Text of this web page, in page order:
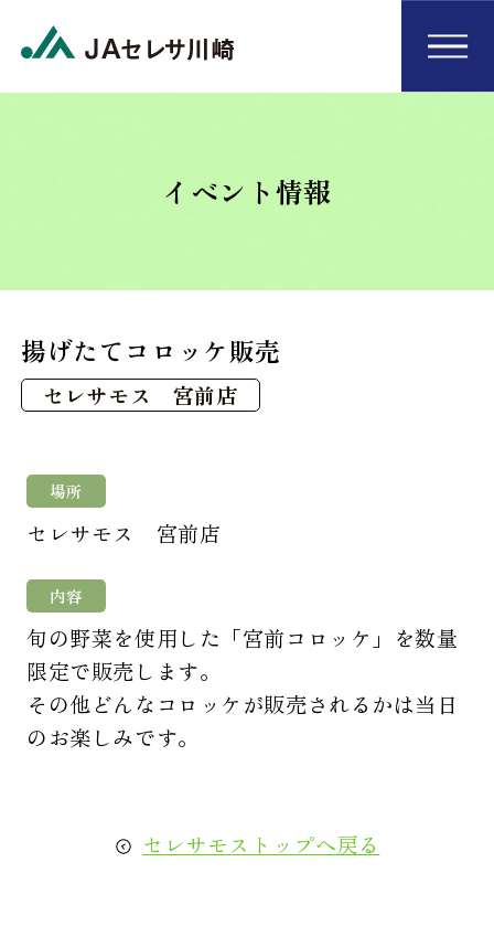
イベント情報
揚げたてコロッケ販売
セレサモス 宮前店
場所
セレサモス 宮前店
内容
旬の野菜を使用した「宮前コロッケ」を数量
限定で販売します。
その他どんなコロッケが販売されるかは当日
のお楽しみです。
セレサモストップへ戻る